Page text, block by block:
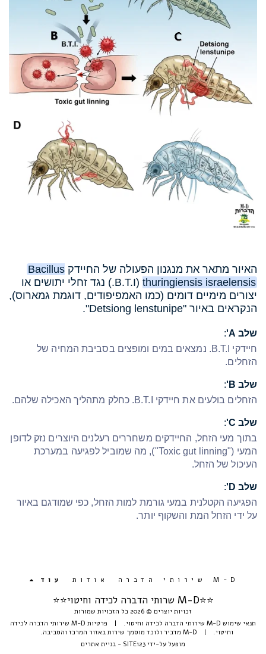
האיור מתאר את מנגנון הפעולה של החיידק Bacillus
thuringiensis israelensis
(B.T.I.) נגד זחלי יתושים או
יצורים מימיים דומים (כמו האמפיפודים, דוגמת גמארוס),
הנקראים באיור "Detsiong lenstunipe".
שלב A'
:
חיידקי B.T.I.
נמצאים במים ומופצים בסביבת המחיה של
הזחלים.
שלב B'
:
הזחלים בולעים את חיידקי B.T.I.
כחלק מתהליך האכילה שלהם.
שלב C'
:
בתוך מעי הזחל, החיידקים משחררים רעלנים היוצרים נזק לדופן
המעי ("Toxic gut linning"), מה שמוביל לפגיעה במערכת
העיכול של הזחל.
שלב D'
:
הפגיעה הקטלנית במעי גורמת למות הזחל, כפי שמודגם באיור
על ידי הזחל המת והשקוף יותר.
⭐️⭐️M-D שרותי הדברה לכידה וחיטוי⭐⭐
זכויות יוצרים © 2026 כל הזכויות שמורות
תנאי שימוש M-D שירותי הדברה לכידה וחיטוי.
|
פרטיות M-D שירותי הדברה לכידה
וחיטוי. | M-D מדביר ולוכד מוסמך שירות באזור המרכז והסביבה.
מופעל על-ידי SITE123
- בניית אתרים
M-D שירותי הדברה אודות עוד